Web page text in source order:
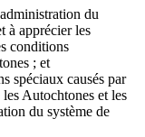
du
à apprécier les
conditions
; et
spéciaux causés par
Autochtones et les
du système de